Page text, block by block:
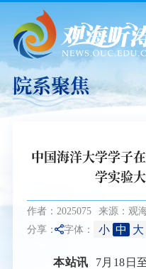
院系聚焦
中国海洋大学学子
学实验
作者：2025075 来源：观
分享： 字体： 小 中 大
本站讯
7月18日